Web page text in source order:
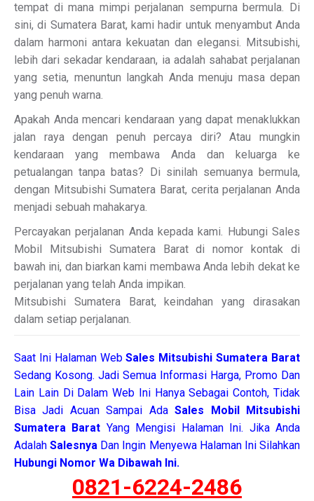
tempat di mana mimpi perjalanan sempurna bermula. Di
sini, di Sumatera Barat, kami hadir untuk menyambut Anda
dalam harmoni antara kekuatan dan elegansi. Mitsubishi,
lebih dari sekadar kendaraan, ia adalah sahabat perjalanan
yang setia, menuntun langkah Anda menuju masa depan
yang penuh warna.
Apakah Anda mencari kendaraan yang dapat menaklukkan
jalan raya dengan penuh percaya diri? Atau mungkin
kendaraan yang membawa Anda dan keluarga ke
petualangan tanpa batas? Di sinilah semuanya bermula,
dengan Mitsubishi Sumatera Barat, cerita perjalanan Anda
menjadi sebuah mahakarya.
Percayakan perjalanan Anda kepada kami. Hubungi Sales
Mobil Mitsubishi Sumatera Barat di nomor kontak di
bawah ini, dan biarkan kami membawa Anda lebih dekat ke
perjalanan yang telah Anda impikan.
Mitsubishi Sumatera Barat, keindahan yang dirasakan
dalam setiap perjalanan.
Saat Ini Halaman WebSales Mitsubishi Sumatera Barat
Sedang Kosong. Jadi Semua Informasi Harga, Promo Dan
Lain Lain Di Dalam Web Ini Hanya Sebagai Contoh, Tidak
Bisa Jadi Acuan Sampai AdaSales Mobil Mitsubishi
Sumatera Barat Yang Mengisi Halaman Ini. Jika Anda
AdalahSalesnya Dan Ingin Menyewa Halaman Ini Silahkan
Hubungi Nomor Wa Dibawah Ini.
0821-6224-2486